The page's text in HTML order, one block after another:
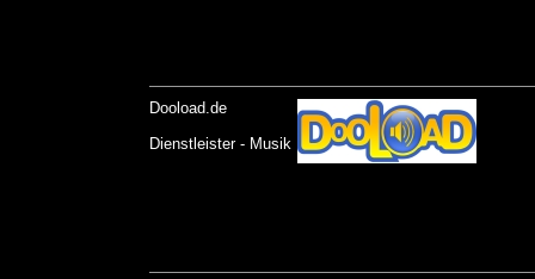
Dooload.de
Dienstleister - Musik